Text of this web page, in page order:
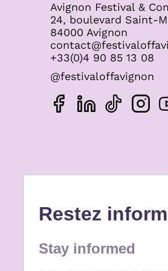
Avignon Festival &
24, boulevard Saint-
84000 Avignon
+33(0)4 90 85 13 08
@festivaloffavignon